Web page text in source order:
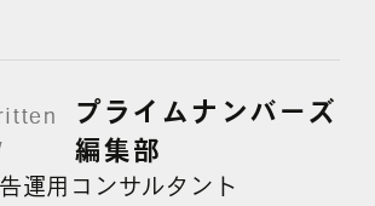
ケティング用語集
プライムナンバーズ
編集部
運用コンサルタント